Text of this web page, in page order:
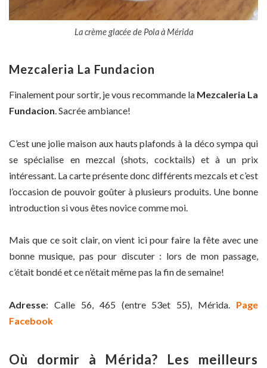
La crème glacée de Pola à Mérida
Mezcaleria La Fundacion
Finalement pour sortir, je vous recommande la Mezcaleria La
Fundacion. Sacrée ambiance!
C’est une jolie maison aux hauts plafonds à la déco sympa qui
se spécialise en mezcal (shots, cocktails) et à un prix
intéressant. La carte présente donc différents mezcals et c’est
l’occasion de pouvoir goûter à plusieurs produits. Une bonne
introduction si vous êtes novice comme moi.
Mais que ce soit clair, on vient ici pour faire la fête avec une
bonne musique, pas pour discuter : lors de mon passage,
c’était bondé et ce n’était même pas la fin de semaine!
Adresse: Calle 56, 465 (entre 53et 55), Mérida. Page
Facebook
Où dormir à Mérida? Les meilleurs